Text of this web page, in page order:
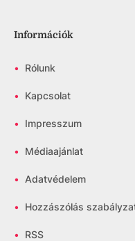
Információk
• Rólunk
• Kapcsolat
• Impresszum
• Médiaajánlat
• Adatvédelem
• Hozzászólás
• RSS